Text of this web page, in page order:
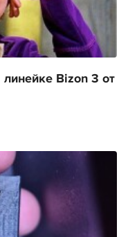
Bizon 3 от